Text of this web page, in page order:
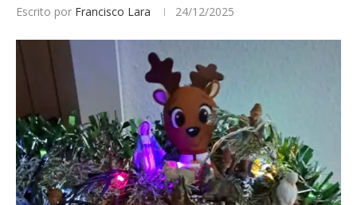
Escrito por Francisco Lara 24/12/2025